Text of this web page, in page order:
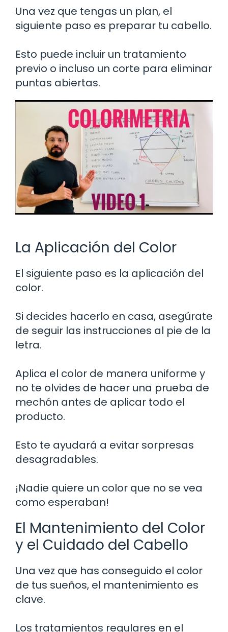
Una vez que tengas un plan, el
siguiente paso es preparar tu cabello.
Esto puede incluir un tratamiento
previo o incluso un corte para eliminar
puntas abiertas.
La Aplicación del Color
El siguiente paso es la aplicación del
color.
Si decides hacerlo en casa, asegúrate
de seguir las instrucciones al pie de la
letra.
Aplica el color de manera uniforme y
no te olvides de hacer una prueba de
mechón antes de aplicar todo el
producto.
Esto te ayudará a evitar sorpresas
desagradables.
¡Nadie quiere un color que no se vea
como esperaban!
El Mantenimiento del Color
y el Cuidado del Cabello
Una vez que has conseguido el color
de tus sueños, el mantenimiento es
clave.
Los tratamientos regulares en el